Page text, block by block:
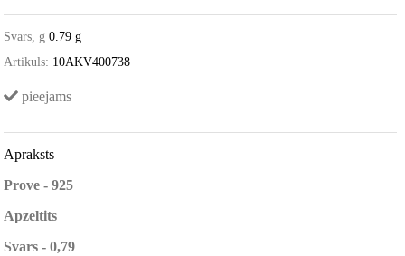
Svars, g 0.79 g
Artikuls: 10AKV400738
pieejams
Apraksts
Prove - 925
Apzeltits
Svars - 0,79